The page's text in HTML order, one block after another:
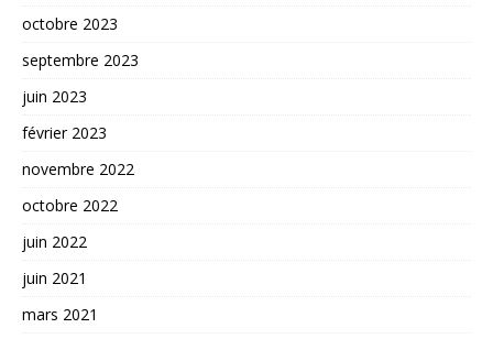
octobre 2023
septembre 2023
juin 2023
février 2023
novembre 2022
octobre 2022
juin 2022
juin 2021
mars 2021